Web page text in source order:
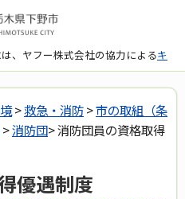
、ヤフー株式会社の協力によるキ
>救急・消防>市の取組（条
>消防団> 消防団員の資格取得
優遇制度